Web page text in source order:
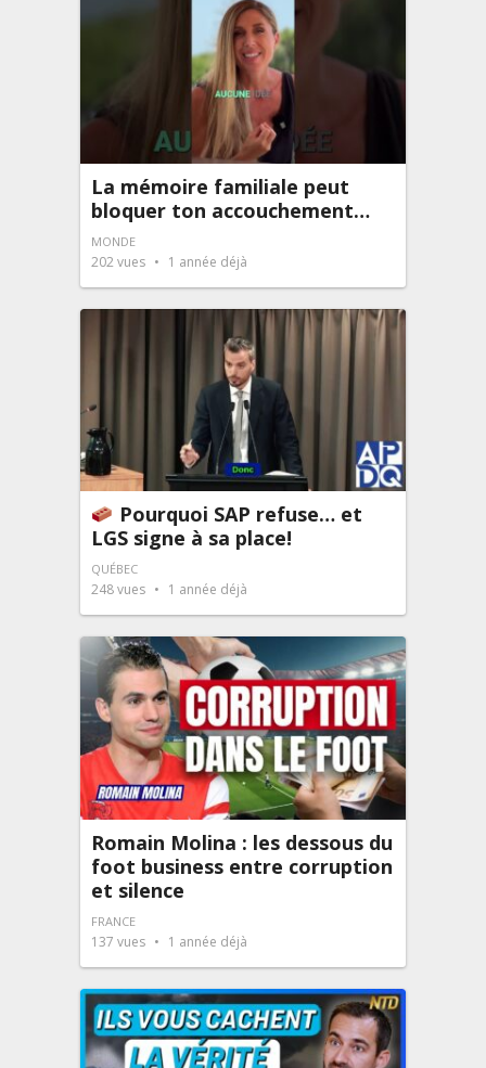
La mémoire familiale peut
bloquer ton accouchement…
MONDE
202vues 1 année déjà
Pourquoi SAP refuse… et
LGS signe à sa place!
QUÉBEC
248vues 1 année déjà
Romain Molina : les dessous du
foot business entre corruption
et silence
FRANCE
137 vues 1 année déjà